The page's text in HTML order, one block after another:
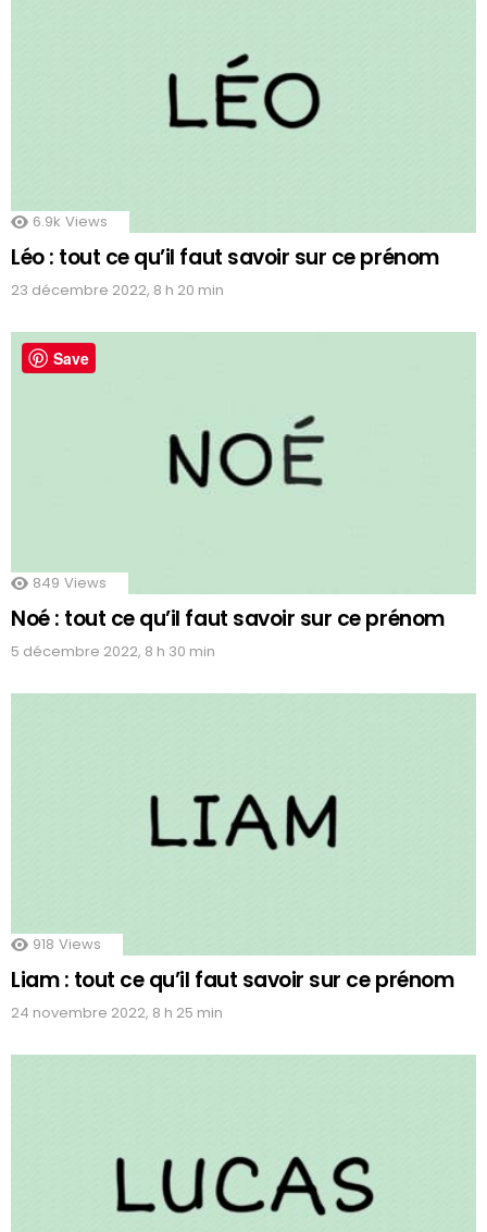
6.9k Views
Léo : tout ce qu’il faut savoir sur ce prénom
23 décembre 2022, 8 h 20 min
849 Views
Noé : tout ce qu’il faut savoir sur ce prénom
5 décembre 2022, 8 h 30 min
918 Views
Liam : tout ce qu’il faut savoir sur ce prénom
24 novembre 2022, 8 h 25 min
Save